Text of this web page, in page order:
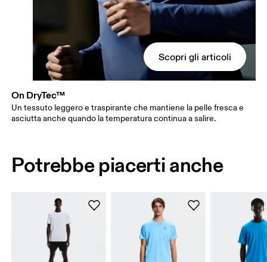
Scopri gli articoli
On DryTec™
Un tessuto leggero e traspirante che mantiene la pelle fresca e
asciutta anche quando la temperatura continua a salire.
Potrebbe piacerti anche